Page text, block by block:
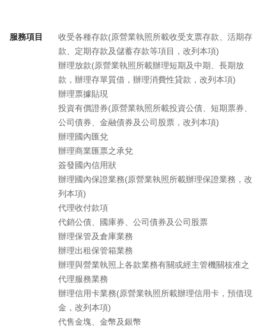
服務項目
收受各種存款(原營業執照所載收受支票存款、活期存
款、定期存款及儲蓄存款等項目，改列本項)
辦理放款(原營業執照所載辦理短期及中期、長期放
款，辦理存單質借，辦理消費性貸款，改列本項)
辦理票據貼現
投資有價證券(原營業執照所載投資公債、短期票券、
公司債券、金融債券及公司股票，改列本項)
辦理國內匯兌
辦理商業匯票之承兌
簽發國內信用狀
辦理國內保證業務(原營業執照所載辦理保證業務，改
列本項)
代理收付款項
代銷公債、國庫券、公司債券及公司股票
辦理保管及倉庫業務
辦理出租保管箱業務
辦理與營業執照上各款業務有關或經主管機關核准之
代理服務業務
辦理信用卡業務(原營業執照所載辦理信用卡，預借現
金，改列本項)
代售金塊、金幣及銀幣